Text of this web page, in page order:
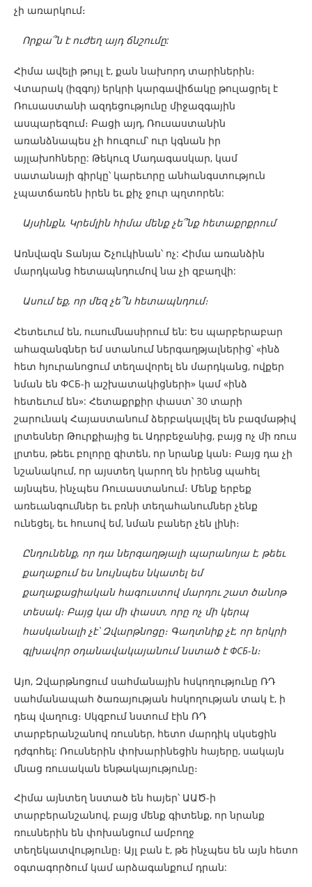
չի առարկում։
Որքա՞ն է ուժեղ այդ ճնշումը:
Հիմա ավելի թույլ է, քան նախորդ տարիներին։
Վտարակ (իզգոյ) երկրի կարգավիճակը թուլացրել է
Ռուսաստանի ազդեցությունը միջազգային
ասպարեզում։ Բացի այդ, Ռուսաստանին
առանձնապես չի հուզում՝ ուր կգնան իր
այլախոհները: Թեկուզ Մադագասկար, կամ
սատանայի գիրկը՝ կարեւորը անհանգստություն
չպատճառեն իրեն եւ քիչ ջուր պղտորեն:
Այսինքն, Կրեմլին հիմա մենք չե՞նք հետաքրքրում
Առնվազն Տանյա Շչուկինան՝ ոչ: Հիմա առանձին
մարդկանց հետապնդումով նա չի զբաղվի:
Ասում եք, որ մեզ չե՞ն հետապնդում։
Հետեւում են, ուսումնասիրում են: Ես պարբերաբար
ահազանգներ եմ ստանում ներգաղթյալներից՝ «ինձ
հետ հյուրանոցում տեղավորել են մարդկանց, ովքեր
նման են ФСБ-ի աշխատակիցների» կամ «ինձ
հետեւում են»: Հետաքրքիր փաստ՝ 30 տարի
շարունակ Հայաստանում ձերբակալվել են բազմաթիվ
լրտեսներ Թուրքիայից եւ Ադրբեջանից, բայց ոչ մի ռուս
լրտես, թեեւ բոլորը գիտեն, որ նրանք կան։ Բայց դա չի
նշանակում, որ այստեղ կարող են իրենց պահել
այնպես, ինչպես Ռուսաստանում։ Մենք երբեք
առեւանգումներ եւ բռնի տեղահանումներ չենք
ունեցել, եւ հուսով եմ, նման բաներ չեն լինի։
Ընդունենք, որ դա ներգաղթյալի պարանոյա է, թեեւ
քաղաքում ես նույնպես նկատել եմ
քաղաքացիական հագուստով մարդու շատ ծանոթ
տեսակ։ Բայց կա մի փաստ, որը ոչ մի կերպ
հասկանալի չէ՝ Զվարթնոցը։ Գաղտնիք չէ, որ երկրի
գլխավոր օդանավակայանում նստած է ФСБ-ն։
Այո, Զվարթնոցում սահմանային հսկողությունը ՌԴ
սահմանապահ ծառայության հսկողության տակ է, ի
դեպ վաղուց։ Սկզբում նստում էին ՌԴ
տարբերանշանով ռուսներ, հետո մարդիկ սկսեցին
դժգոհել: Ռուսներին փոխարինեցին հայերը, սակայն
մնաց ռուսական ենթակայությունը։
Հիմա այնտեղ նստած են հայեր՝ ԱԱԾ-ի
տարբերանշանով, բայց մենք գիտենք, որ նրանք
ռուսներին են փոխանցում ամբողջ
տեղեկատվությունը։ Այլ բան է, թե ինչպես են այն հետո
օգտագործում կամ արձագանքում դրան: